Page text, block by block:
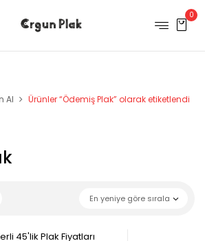
0
Al Ürünler “Ödemiş Plak” olarak etiketlendi
En yeniye göre sırala